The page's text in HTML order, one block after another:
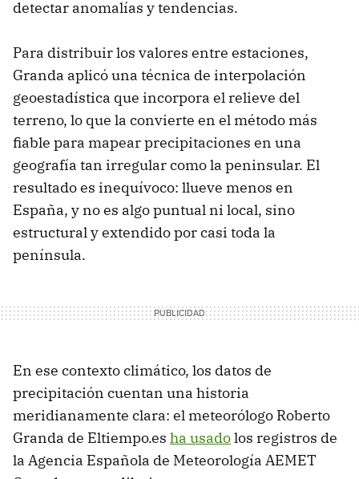
detectar anomalías y tendencias.
Para distribuir los valores entre estaciones,
Granda aplicó una técnica de interpolación
geoestadística que incorpora el relieve del
terreno, lo que la convierte en el método más
fiable para mapear precipitaciones en una
geografía tan irregular como la peninsular. El
resultado es inequívoco: llueve menos en
España, y no es algo puntual ni local, sino
estructural y extendido por casi toda la
península.
En ese contexto climático, los datos de
precipitación cuentan una historia
meridianamente clara: el meteorólogo Roberto
Granda de Eltiempo.es ha usadolos registros de
la Agencia Española de Meteorología AEMET